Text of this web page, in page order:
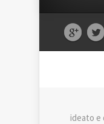
ideato e